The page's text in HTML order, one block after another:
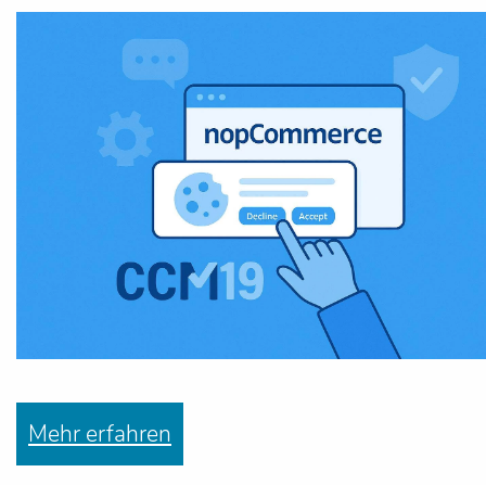
Mehr erfahren